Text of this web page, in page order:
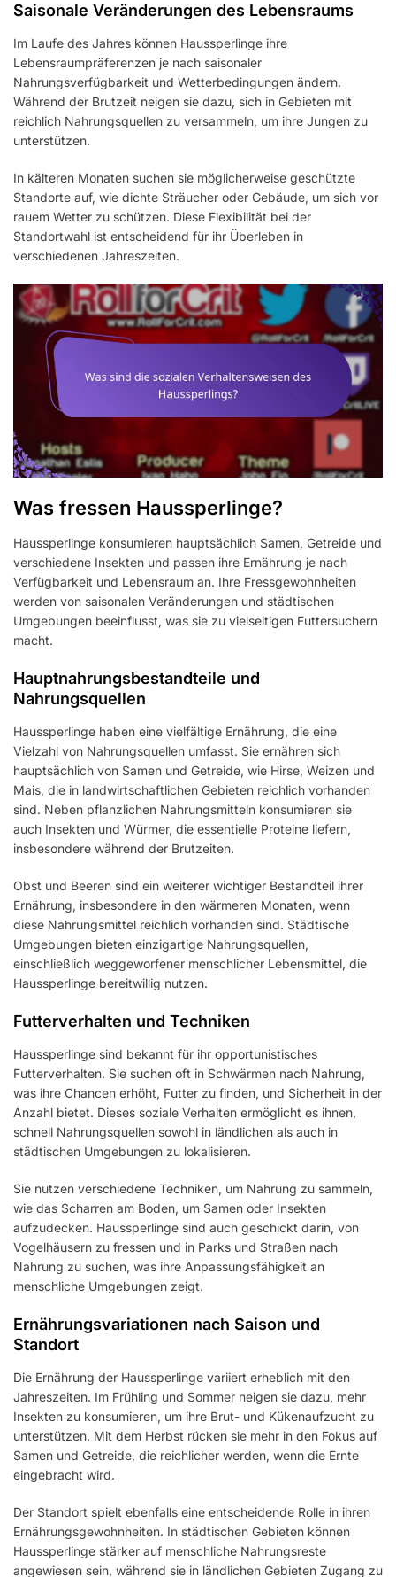
Saisonale Veränderungen des Lebensraums
Im Laufe des Jahres können Haussperlinge ihre
Lebensraumpräferenzen je nach saisonaler
Nahrungsverfügbarkeit und Wetterbedingungen ändern.
Während der Brutzeit neigen sie dazu, sich in Gebieten mit
reichlich Nahrungsquellen zu versammeln, um ihre Jungen zu
unterstützen.
In kälteren Monaten suchen sie möglicherweise geschützte
Standorte auf, wie dichte Sträucher oder Gebäude, um sich vor
rauem Wetter zu schützen. Diese Flexibilität bei der
Standortwahl ist entscheidend für ihr Überleben in
verschiedenen Jahreszeiten.
Was fressen Haussperlinge?
Haussperlinge konsumieren hauptsächlich Samen, Getreide und
verschiedene Insekten und passen ihre Ernährung je nach
Verfügbarkeit und Lebensraum an. Ihre Fressgewohnheiten
werden von saisonalen Veränderungen und städtischen
Umgebungen beeinflusst, was sie zu vielseitigen Futtersuchern
macht.
Hauptnahrungsbestandteile und
Nahrungsquellen
Haussperlinge haben eine vielfältige Ernährung, die eine
Vielzahl von Nahrungsquellen umfasst. Sie ernähren sich
hauptsächlich von Samen und Getreide, wie Hirse, Weizen und
Mais, die in landwirtschaftlichen Gebieten reichlich vorhanden
sind. Neben pflanzlichen Nahrungsmitteln konsumieren sie
auch Insekten und Würmer, die essentielle Proteine liefern,
insbesondere während der Brutzeiten.
Obst und Beeren sind ein weiterer wichtiger Bestandteil ihrer
Ernährung, insbesondere in den wärmeren Monaten, wenn
diese Nahrungsmittel reichlich vorhanden sind. Städtische
Umgebungen bieten einzigartige Nahrungsquellen,
einschließlich weggeworfener menschlicher Lebensmittel, die
Haussperlinge bereitwillig nutzen.
Futterverhalten und Techniken
Haussperlinge sind bekannt für ihr opportunistisches
Futterverhalten. Sie suchen oft in Schwärmen nach Nahrung,
was ihre Chancen erhöht, Futter zu finden, und Sicherheit in der
Anzahl bietet. Dieses soziale Verhalten ermöglicht es ihnen,
schnell Nahrungsquellen sowohl in ländlichen als auch in
städtischen Umgebungen zu lokalisieren.
Sie nutzen verschiedene Techniken, um Nahrung zu sammeln,
wie das Scharren am Boden, um Samen oder Insekten
aufzudecken. Haussperlinge sind auch geschickt darin, von
Vogelhäusern zu fressen und in Parks und Straßen nach
Nahrung zu suchen, was ihre Anpassungsfähigkeit an
menschliche Umgebungen zeigt.
Ernährungsvariationen nach Saison und
Standort
Die Ernährung der Haussperlinge variiert erheblich mit den
Jahreszeiten. Im Frühling und Sommer neigen sie dazu, mehr
Insekten zu konsumieren, um ihre Brut- und Kükenaufzucht zu
unterstützen. Mit dem Herbst rücken sie mehr in den Fokus auf
Samen und Getreide, die reichlicher werden, wenn die Ernte
eingebracht wird.
Der Standort spielt ebenfalls eine entscheidende Rolle in ihren
Ernährungsgewohnheiten. In städtischen Gebieten können
Haussperlinge stärker auf menschliche Nahrungsreste
angewiesen sein, während sie in ländlichen Gebieten Zugang zu